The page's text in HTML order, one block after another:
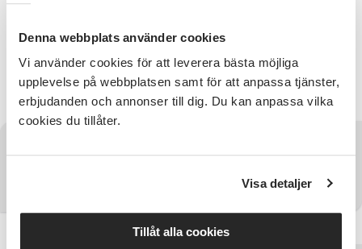
Denna webbplats använder cookies
Vi använder cookies för att leverera bästa möjliga
upplevelse på webbplatsen samt för att anpassa tjänster,
erbjudanden och annonser till dig. Du kan anpassa vilka
cookies du tillåter.
Visa detaljer
Tillåt alla cookies
Kontaktperson
Cecilia Beltramo 070-738 23 62
cecilia.beltramo@sv.se